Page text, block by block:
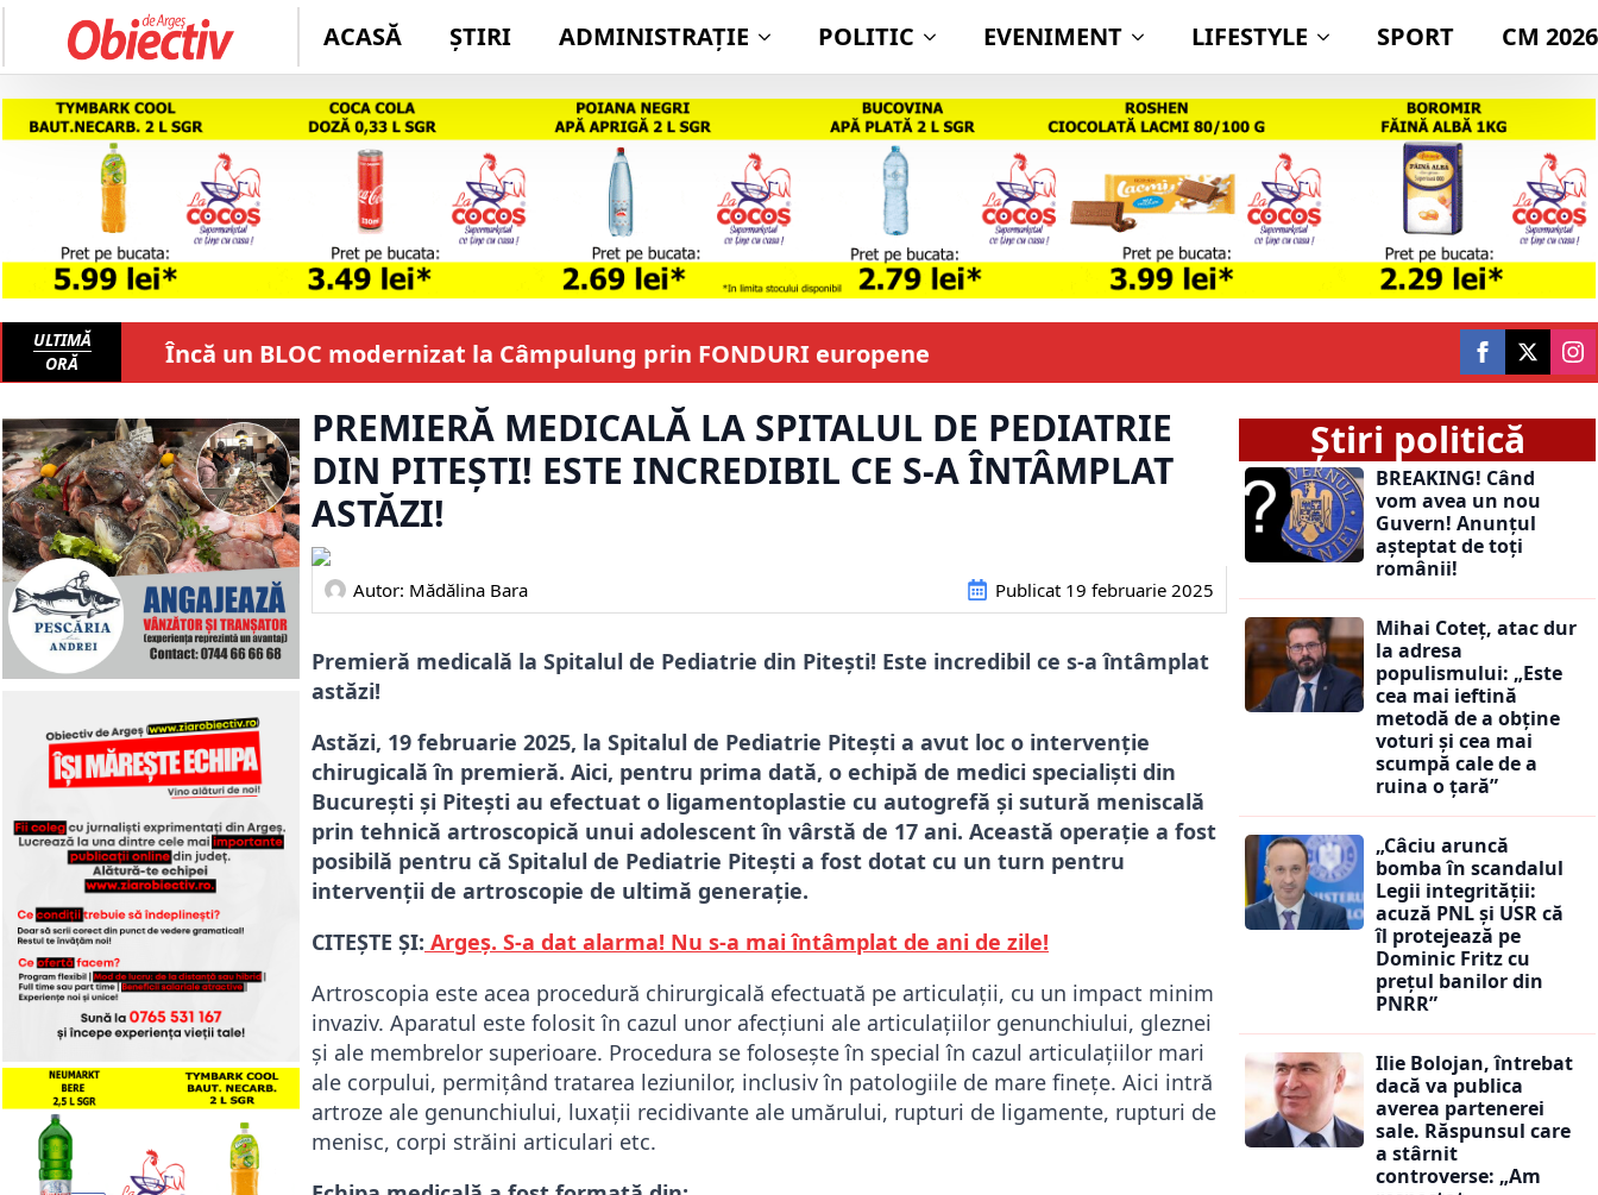
ACASĂ ȘTIRI ADMINISTRAŢIE POLITIC EVENIMENT LIFESTYLE SPORT CM 2026
ULTIMĂ
ORĂ
Încă un BLOC modernizat la Câmpulung prin FONDURI europene
PREMIERĂ MEDICALĂ LA SPITALUL DE PEDIATRIE
DIN PITEȘTI! ESTE INCREDIBIL CE S-A ÎNTÂMPLAT
ASTĂZI!
Autor: Mădălina Bara Publicat 19 februarie 2025
Premieră medicală la Spitalul de Pediatrie din Pitești! Este incredibil ce s-a întâmplat
astăzi!
Astăzi, 19 februarie 2025, la Spitalul de Pediatrie Pitești a avut loc o intervenție
chirugicală în premieră. Aici, pentru prima dată, o echipă de medici specialiști din
București și Pitești au efectuat o ligamentoplastie cu autogrefă și sutură meniscală
prin tehnică artroscopică unui adolescent în vârstă de 17 ani. Această operație a fost
posibilă pentru că Spitalul de Pediatrie Pitești a fost dotat cu un turn pentru
intervenții de artroscopie de ultimă generație.
CITEȘTE ȘI: Argeș. S-a dat alarma! Nu s-a mai întâmplat de ani de zile!
Artroscopia este acea procedură chirurgicală efectuată pe articulații, cu un impact minim
invaziv. Aparatul este folosit în cazul unor afecțiuni ale articulațiilor genunchiului, gleznei
și ale membrelor superioare. Procedura se folosește în special în cazul articulațiilor mari
ale corpului, permițând tratarea leziunilor, inclusiv în patologiile de mare finețe. Aici intră
artroze ale genunchiului, luxații recidivante ale umărului, rupturi de ligamente, rupturi de
menisc, corpi străini articulari etc.
Știri politică
BREAKING! Când
vom avea un nou
Guvern! Anunțul
așteptat de toți
românii!
Mihai Coteț, atac dur
la adresa
populismului: „Este
cea mai ieftină
metodă de a obține
voturi și cea mai
scumpă cale de a
ruina o țară”
„Câciu aruncă
bomba în scandalul
Legii integrității:
acuză PNL și USR că
îl protejează pe
Dominic Fritz cu
prețul banilor din
PNRR”
Ilie Bolojan, întrebat
dacă va publica
averea partenerei
sale. Răspunsul care
a stârnit
controverse: „Am